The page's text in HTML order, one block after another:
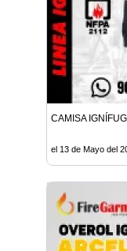
CAMISA
el 13 de Mayo del